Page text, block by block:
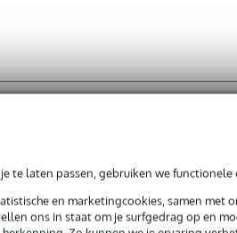
te laten passen, gebruiken we functionele
en marketingcookies, samen met
ons in staat om je surfgedrag op en